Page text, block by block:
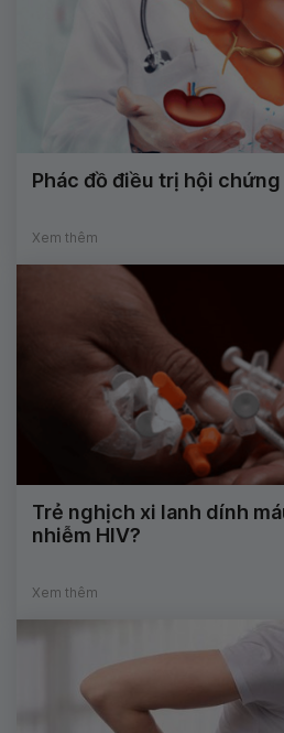
Phác đồ điều trị hội
Xem thêm
Trẻ nghịch xi lanh dính
nhiễm HIV?
Xem thêm